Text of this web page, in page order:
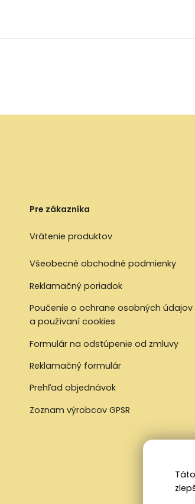
Pre zákazníka
Vrátenie produktov
Všeobecné obchodné podmienky
Reklamačný poriadok
Poučenie o ochrane osobných údajov
a používaní cookies
Formulár na odstúpenie od zmluvy
Reklamačný formulár
Prehľad objednávok
Zoznam výrobcov GPSR